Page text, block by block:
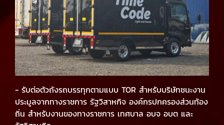
- รับต่อตัวถังรถบรรทุกตามแบบ TOR สำหรับบริษัทชนะงาน
ประมูลจากทางราชการ รัฐวิสาหกิจ องค์กรปกครองส่วนท้อง
ถิ่น สำหรับงานของทางราชการ เทศบาล อบจ อบต และ